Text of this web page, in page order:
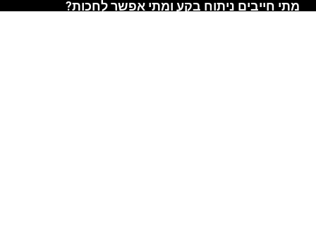
מתי חייבים ניתוח בקע ומתי אפשר לחכות?